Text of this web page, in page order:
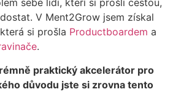
sebe lidi, kteří si prošli cestou,
V Ment2Grow jsem získal
si prošla Productboardem a
.
praktický akcelerátor pro
důvodu jste si zrovna tento